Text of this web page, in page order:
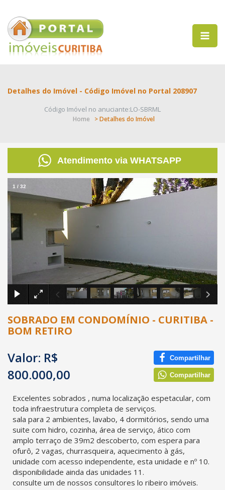
Detalhes do Imóvel - Código Imóvel no Portal 208907
Código Imóvel no anuciante:LO-SBRML
Home > Detalhes do Imóvel
Atendimento via WHATSAPP
×
1 / 32
SOBRADO EM CONDOMÍNIO - CURITIBA -
BOM RETIRO
Valor: R$
800.000,00
Compartilhar
Compartilhar
Excelentes sobrados , numa localização espetacular, com
toda infraestrutura completa de serviços.
sala para 2 ambientes, lavabo, 4 dormitórios, sendo uma
suite com hidro, cozinha, área de serviço, ático com
amplo terraço de 39m2 descoberto, com espera para
ofurô, 2 vagas, churrasqueira, aquecimento à gás,
unidade com acesso independente, esta unidade e nº 10.
disponibilidade ainda das unidades 11.
consulte um de nossos consultores lo ribeiro imóveis.